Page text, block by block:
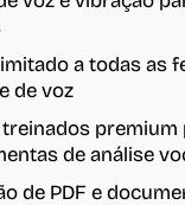
a todas as
de voz
premium
de análise
de PDF e